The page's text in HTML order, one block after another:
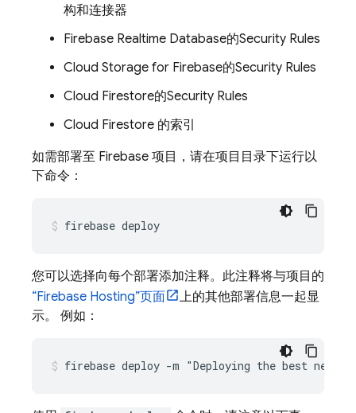
构和连接器
Firebase Realtime Database的Security Rules
Cloud Storage for Firebase的Security Rules
Cloud Firestore的Security Rules
Cloud Firestore 的索引
如需部署至 Firebase 项目，请在项目目录下运行以
下命令：
firebase deploy
您可以选择向每个部署添加注释。此注释将与项目的
“Firebase Hosting”页面
上的其他部署信息一起显
示。 例如：
firebase deploy -m "Deploying the best new